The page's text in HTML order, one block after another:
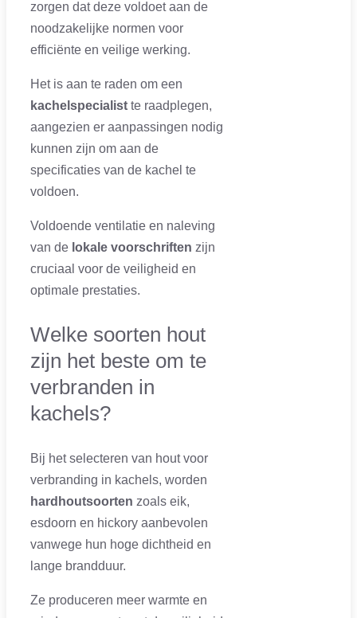
zorgen dat deze voldoet aan de
noodzakelijke normen voor
efficiënte en veilige werking.
Het is aan te raden om een
kachelspecialist te raadplegen,
aangezien er aanpassingen nodig
kunnen zijn om aan de
specificaties van de kachel te
voldoen.
Voldoende ventilatie en naleving
van de lokale voorschriften zijn
cruciaal voor de veiligheid en
optimale prestaties.
Welke soorten hout
zijn het beste om te
verbranden in
kachels?
Bij het selecteren van hout voor
verbranding in kachels, worden
hardhoutsoorten zoals eik,
esdoorn en hickory aanbevolen
vanwege hun hoge dichtheid en
lange brandduur.
Ze produceren meer warmte en